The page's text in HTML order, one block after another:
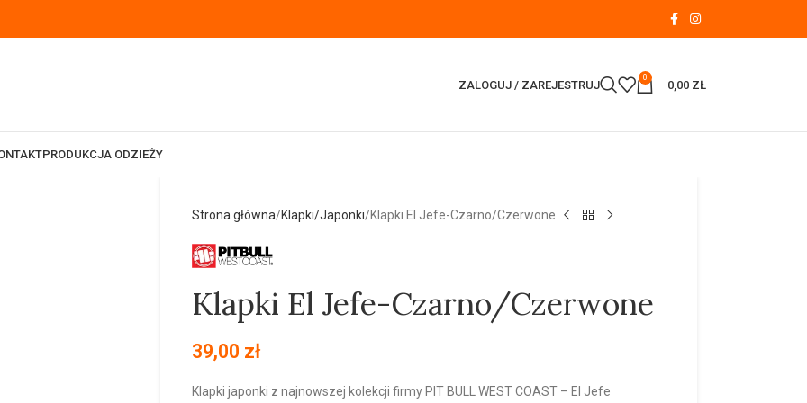
ZALOGUJ / ZAREJESTRUJ
0
0,00 ZŁ
PRODUKCJA ODZIEŻY
Strona główna Klapki/Japonki Klapki El Jefe-Czarno/Czerwone
Klapki El Jefe-Czarno/Czerwone
39,00 zł
Klapki japonki z najnowszej kolekcji firmy PIT BULL WESTCOAST– El Jefe